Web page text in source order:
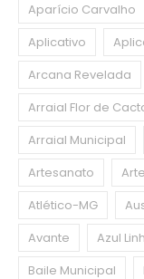
Aparício Carvalho
Aplicativo
Arcana Revelada
Arraial Flor de
Arraial Municipal
Artesanato
Atlético-MG
Avante
Azul
Baile Municipal